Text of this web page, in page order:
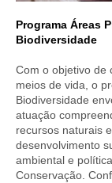
Programa Áreas
Biodiversidade
Com o objetivo de
meios de vida, o
Biodiversidade
atuação
recursos naturais
desenvolvimento
ambiental e
Conservação.